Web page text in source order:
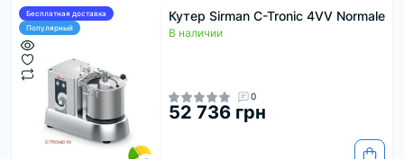
Бесплатная доставка
Популярный
Кутер Sirman C-Tronic 4VV Normale
В наличии
0
52 736 грн